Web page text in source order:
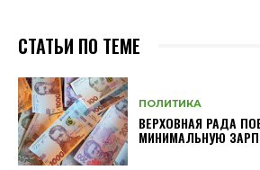
СТАТЬИ ПО ТЕМЕ
ПОЛИТИКА
ВЕРХОВНАЯ РАДА
МИНИМАЛЬНУЮ